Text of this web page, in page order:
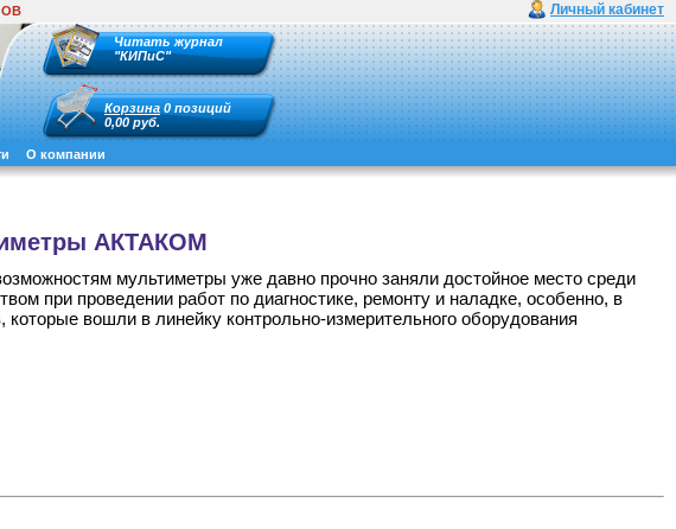
Личный кабинет
Читать журнал
"КИПиС"
Корзина 0 позиций
0,00 руб.
О компании
АКТАКОМ
мультиметры уже давно прочно заняли достойное место среди
при проведении работ по диагностике, ремонту и наладке, особенно, в
вошли в линейку контрольно-измерительного оборудования